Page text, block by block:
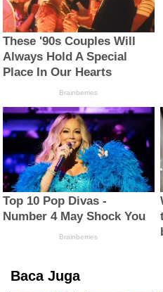
Baca Juga